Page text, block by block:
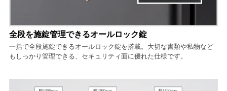
全段を施錠管理できるオールロック錠
一括で全段施錠できるオールロック錠を搭載。大切な書類や私物など
もしっかり管理できる、セキュリティ面に優れた仕様です。